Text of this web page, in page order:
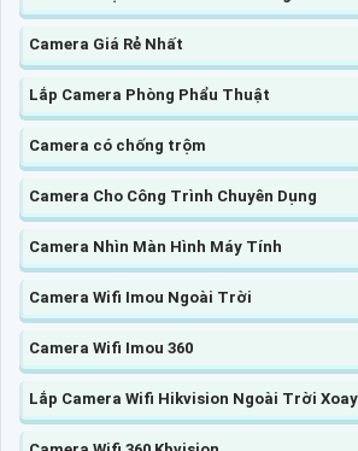
Camera Giá Rẻ Nhất
Lắp Camera Phòng Phẩu Thuật
Camera có chống trộm
Camera Cho Công Trình Chuyên Dụng
Camera Nhìn Màn Hình Máy Tính
Camera Wifi Imou Ngoài Trời
Camera Wifi Imou 360
Lắp Camera Wifi Hikvision Ngoài Trời Xoay